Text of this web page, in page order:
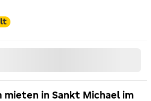
mieten in Sankt Michael im